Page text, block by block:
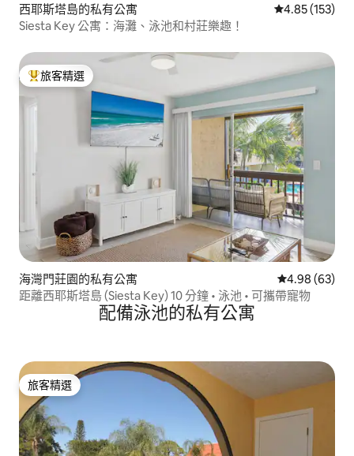
西耶斯塔島的私有公寓 從 153 則評價
4.85 (153)
Siesta Key 公寓：海灘、泳池和村莊樂趣！
旅客精選榜首
旅客精選
海灣門莊園的私有公寓 從 63 則評價
4.98 (63)
距離西耶斯塔島 (Siesta Key) 10 分鐘 • 泳池 • 可攜帶寵物
配備泳池的私有公寓
旅客精選
旅客精選